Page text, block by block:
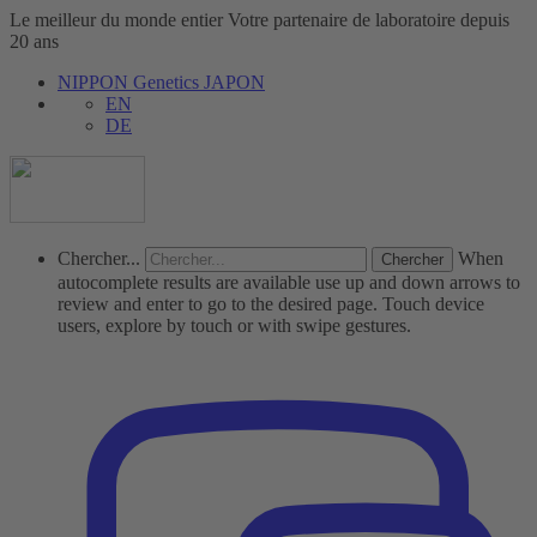
Le meilleur du monde entier Votre partenaire de laboratoire depuis
20 ans
NIPPON Genetics JAPON
EN
DE
Chercher...
When
autocomplete results are available use up and down arrows to
review and enter to go to the desired page. Touch device
users, explore by touch or with swipe gestures.